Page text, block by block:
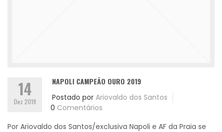
14
Dez 2019
NAPOLI CAMPEÃO OURO 2019
Postado por Ariovaldo dos Santos
0 Comentários
Por Ariovaldo dos Santos/exclusiva Napoli e AF da Praia se